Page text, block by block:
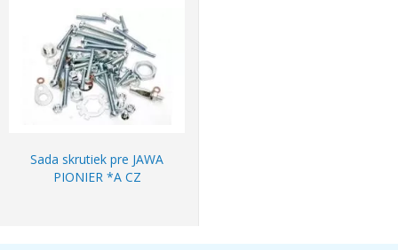
Sada skrutiek pre JAWA
PIONIER *A CZ